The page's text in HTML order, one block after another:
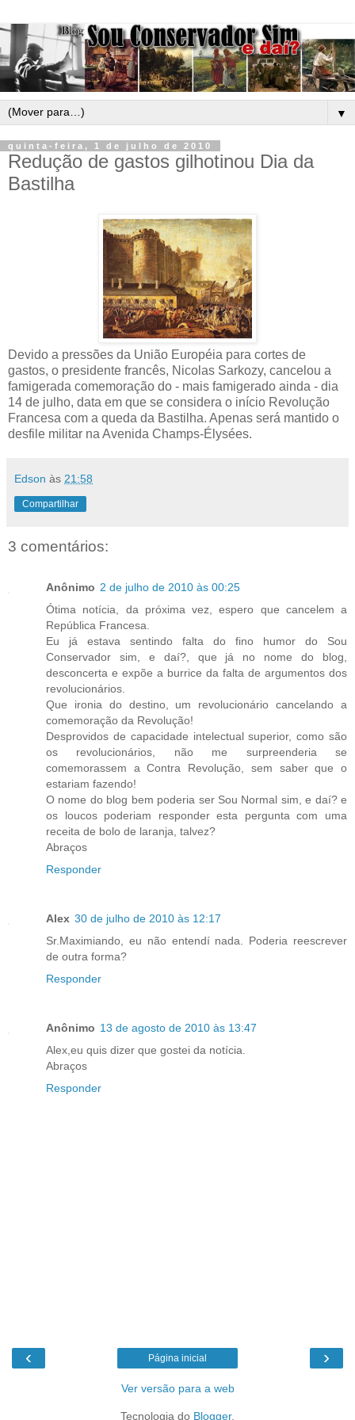
▼
quinta-feira, 1 de julho de 2010
Redução de gastos gilhotinou Dia da
Bastilha
Devido a pressões da União Européia para cortes de
gastos, o presidente francês, Nicolas Sarkozy, cancelou a
famigerada comemoração do - mais famigerado ainda - dia
14 de julho, data em que se considera o início Revolução
Francesa com a queda da Bastilha. Apenas será mantido o
desfile militar na Avenida Champs-Élysées.
Edson às 21:58
Compartilhar
3 comentários:
Anônimo 2 de julho de 2010 às 00:25
Ótima notícia, da próxima vez, espero que cancelem a
República Francesa.
Eu já estava sentindo falta do fino humor do Sou
Conservador sim, e daí?, que já no nome do blog,
desconcerta e expõe a burrice da falta de argumentos dos
revolucionários.
Que ironia do destino, um revolucionário cancelando a
comemoração da Revolução!
Desprovidos de capacidade intelectual superior, como são
os revolucionários, não me surpreenderia se
comemorassem a Contra Revolução, sem saber que o
estariam fazendo!
O nome do blog bem poderia ser Sou Normal sim, e daí? e
os loucos poderiam responder esta pergunta com uma
receita de bolo de laranja, talvez?
Abraços
Responder
Alex 30 de julho de 2010 às 12:17
Sr.Maximiando, eu não entendí nada. Poderia reescrever
de outra forma?
Responder
Anônimo 13 de agosto de 2010 às 13:47
Alex,eu quis dizer que gostei da notícia.
Abraços
Responder
‹ ›
Página inicial
Ver versão para a web
Tecnologia do Blogger.